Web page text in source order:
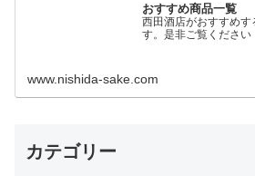
おすすめ商品一覧
西田酒店がおすすめす
す。是非ご覧ください
www.nishida-sake.com
カテゴリー